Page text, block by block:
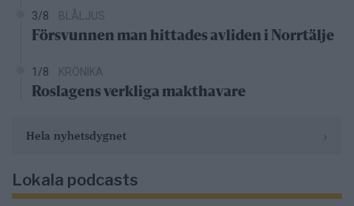
3/8 BLÅLJUS
Försvunnen man hittades avliden i Norrtälje
1/8 KRÖNIKA
Roslagens verkliga makthavare
Hela nyhetsdygnet
Lokala podcasts